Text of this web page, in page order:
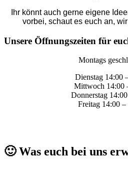
Ihr könnt auch gerne eigene
vorbei, schaut es euch an,
Unsere Öffnungszeiten für
Montags
Dienstag 14:00
Mittwoch 14:00
Donnerstag
Freitag 14:00 –
🙂 Was euch bei uns